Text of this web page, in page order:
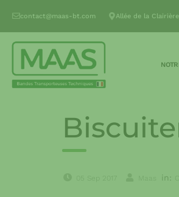
contact@maas-bt.com Allée de la
in: